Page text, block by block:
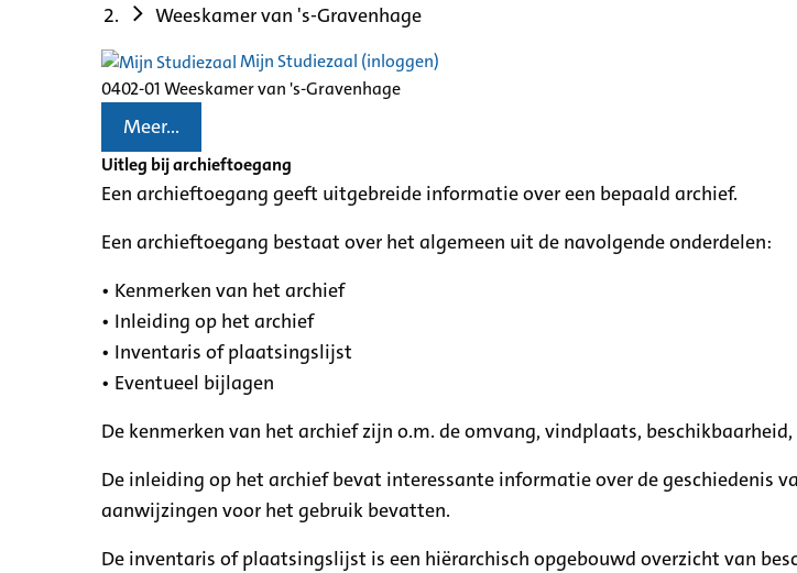
Weeskamer van 's-Gravenhage
Mijn Studiezaal (inloggen)
0402-01 Weeskamer van 's-Gravenhage
Meer...
Uitleg bij archieftoegang
Een archieftoegang geeft uitgebreide informatie over een bepaald archief.
Een archieftoegang bestaat over het algemeen uit de navolgende onderdelen:
• Kenmerken van het archief
• Inleiding op het archief
• Inventaris of plaatsingslijst
• Eventueel bijlagen
De kenmerken van het archief zijn o.m. de omvang, vindplaats,
De inleiding op het archief bevat interessante informatie over de geschiedenis
aanwijzingen voor het gebruik bevatten.
De inventaris of plaatsingslijst is een hiërarchisch opgebouwd overzicht van